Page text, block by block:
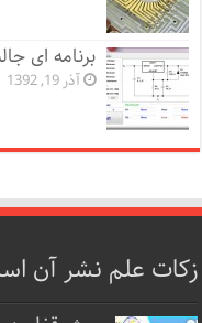
برنامه ای
آذر 19, 1392
زکات علم نشر آن